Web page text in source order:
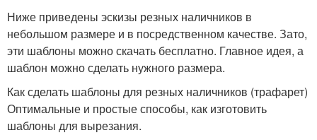
Ниже приведены эскизы резных наличников в
небольшом размере и в посредственном качестве. Зато,
эти шаблоны можно скачать бесплатно. Главное идея, а
шаблон можно сделать нужного размера.
Как сделать шаблоны для резных наличников (трафарет)
Оптимальные и простые способы, как изготовить
шаблоны для вырезания.